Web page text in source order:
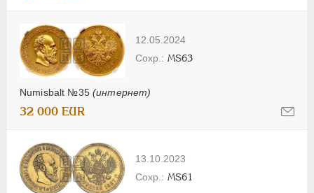
12.05.2024
Numisbalt №35 (интернет)
MS63
32 000 EUR
13.10.2023
MS61